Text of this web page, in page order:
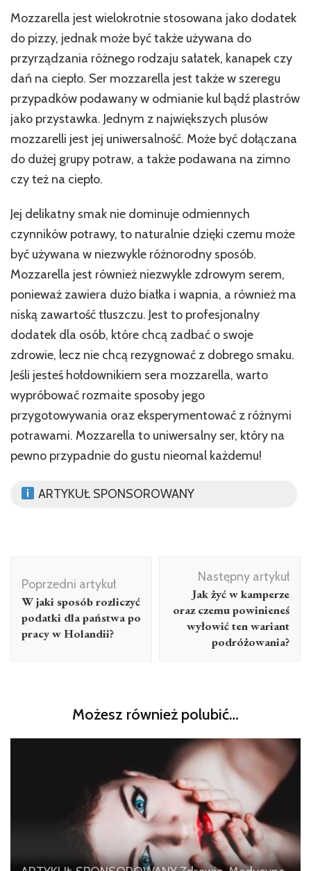
Mozzarella jest wielokrotnie stosowana jako dodatek
do pizzy, jednak może być także używana do
przyrządzania różnego rodzaju sałatek, kanapek czy
dań na ciepło. Ser mozzarella jest także w szeregu
przypadków podawany w odmianie kul bądź plastrów
jako przystawka. Jednym z największych plusów
mozzarelli jest jej uniwersalność. Może być dołączana
do dużej grupy potraw, a także podawana na zimno
czy też na ciepło.
Jej delikatny smak nie dominuje odmiennych
czynników potrawy, to naturalnie dzięki czemu może
być używana w niezwykle różnorodny sposób.
Mozzarella jest również niezwykle zdrowym serem,
ponieważ zawiera dużo białka i wapnia, a również ma
niską zawartość tłuszczu. Jest to profesjonalny
dodatek dla osób, które chcą zadbać o swoje
zdrowie, lecz nie chcą rezygnować z dobrego smaku.
Jeśli jesteś hołdownikiem sera mozzarella, warto
wypróbować rozmaite sposoby jego
przygotowywania oraz eksperymentować z różnymi
potrawami. Mozzarella to uniwersalny ser, który na
pewno przypadnie do gustu nieomal każdemu!
ARTYKUŁ SPONSOROWANY
wpisu
Poprzedni artykuł
W jaki sposób rozliczyć
podatki dla państwa po
pracy w Holandii?
Następny artykuł
Jak żyć w kamperze
oraz czemu powinieneś
wyłowić ten wariant
podróżowania?
Możesz również polubić…